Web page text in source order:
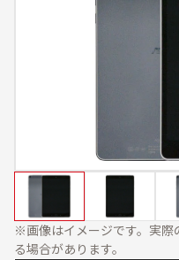
プロジェクター
ソフトウェア・オプショ
ン
※画像はイメージです。実際
る場合があります。